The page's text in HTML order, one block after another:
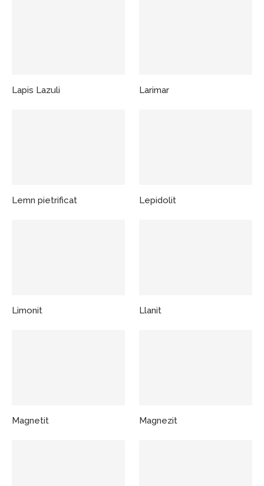
Lapis Lazuli Larimar
Lemn pietrificat Lepidolit
Limonit Llanit
Magnetit Magnezit